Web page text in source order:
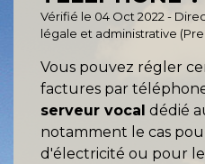
Vérifié le 04 Oct 2022 -
légale et administrative
Vous pouvez régler
factures par
serveur vocal dédié
notamment le cas
d'électricité ou pour